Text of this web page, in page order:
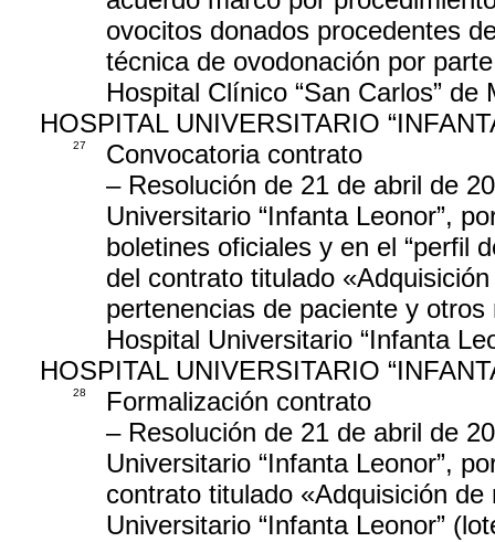
ovocitos donados procedentes
técnica de ovodonación por
Hospital Clínico “San Carlos” de
HOSPITAL UNIVERSITARIO
27
Convocatoria contrato
– Resolución de 21 de abril de
Universitario “Infanta Leonor”,
boletines oficiales y en el “perfil
del contrato titulado
pertenencias de paciente y
Hospital Universitario “Infanta
HOSPITAL UNIVERSITARIO
28
Formalización contrato
– Resolución de 21 de abril de
Universitario “Infanta Leonor”,
contrato titulado «Adquisición
Universitario “Infanta Leonor”